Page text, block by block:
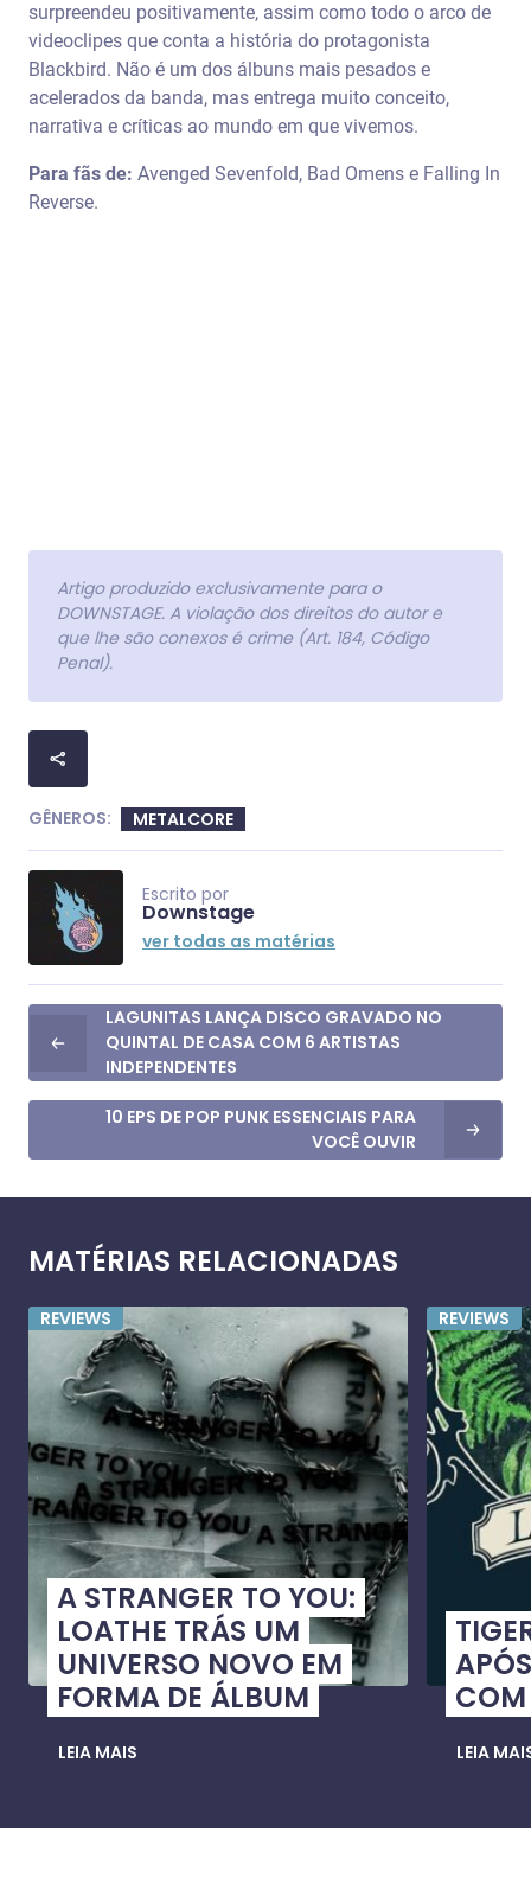
surpreendeu positivamente, assim como todo o arco de
videoclipes que conta a história do protagonista
Blackbird. Não é um dos álbuns mais pesados e
acelerados da banda, mas entrega muito conceito,
narrativa e críticas ao mundo em que vivemos.
Para fãs de: Avenged Sevenfold, Bad Omens e Falling In
Reverse.
Artigo produzido exclusivamente para o
DOWNSTAGE. A violação dos direitos do autor e
que lhe são conexos é crime (Art. 184, Código
Penal).
GÊNEROS: METALCORE
Escrito por
Downstage
ver todas as matérias
LAGUNITAS LANÇA DISCO GRAVADO NO
QUINTAL DE CASA COM 6 ARTISTAS
INDEPENDENTES
10 EPS DE POP PUNK ESSENCIAIS PARA
VOCÊ OUVIR
MATÉRIAS RELACIONADAS
REVIEWS
A STRANGER TO YOU:
LOATHE TRÁS UM
UNIVERSO NOVO EM
FORMA DE ÁLBUM
LEIA MAIS
REVIEWS
COM
LEIA